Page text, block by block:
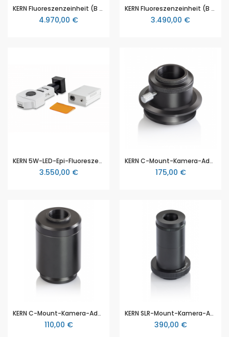
KERN Fluoreszenzeinheit (B / G / UV / U) OBB-A1155, für KERN OBN Serie
4.970,00 €
KERN Fluoreszenzeinheit (B / G) OBB-A1153, für KERN OBN Serie
3.490,00 €
KERN 5W-LED-Epi-Fluoreszenzeinheit (B / G), inklusive Zentrierungsobjektiv, OBB-A1156, für KERN OBN Serie
3.550,00 €
KERN C-Mount-Kamera-Adapter 0,57 x, Mikroskopkameraadapter OBB-A1136, für KERN OBN Serie
175,00 €
KERN C-Mount-Kamera-Adapter 1x, Mikroskopkameraadapter OBB-A1140, für KERN OBN Serie
110,00 €
KERN SLR-Mount-Kamera-Adapter 1x (für Nikon Kamera), Mikroskopkameraadapter OBB-A1138
390,00 €